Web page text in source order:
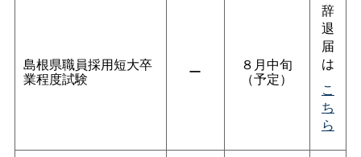
島根県職員採用短大卒
業程度試験 ー ８月中旬
（予定）
辞
退
届
は
こ
ち
ら